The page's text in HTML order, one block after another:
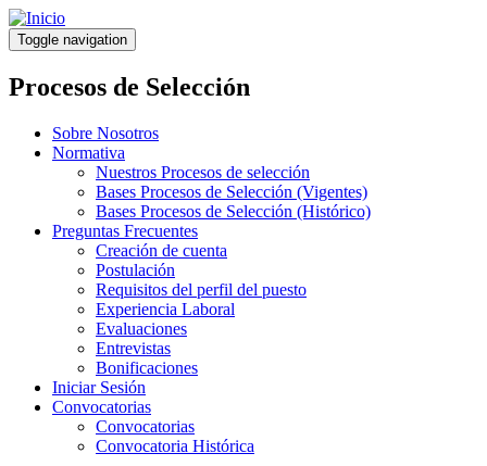
Pasar
al
contenido
principal
Toggle navigation
Procesos de Selección
Sobre Nosotros
Normativa
Nuestros Procesos de selección
Bases Procesos de Selección (Vigentes)
Bases Procesos de Selección (Histórico)
Preguntas Frecuentes
Creación de cuenta
Postulación
Requisitos del perfil del puesto
Experiencia Laboral
Evaluaciones
Entrevistas
Bonificaciones
Iniciar Sesión
Convocatorias
Convocatorias
Convocatoria Histórica